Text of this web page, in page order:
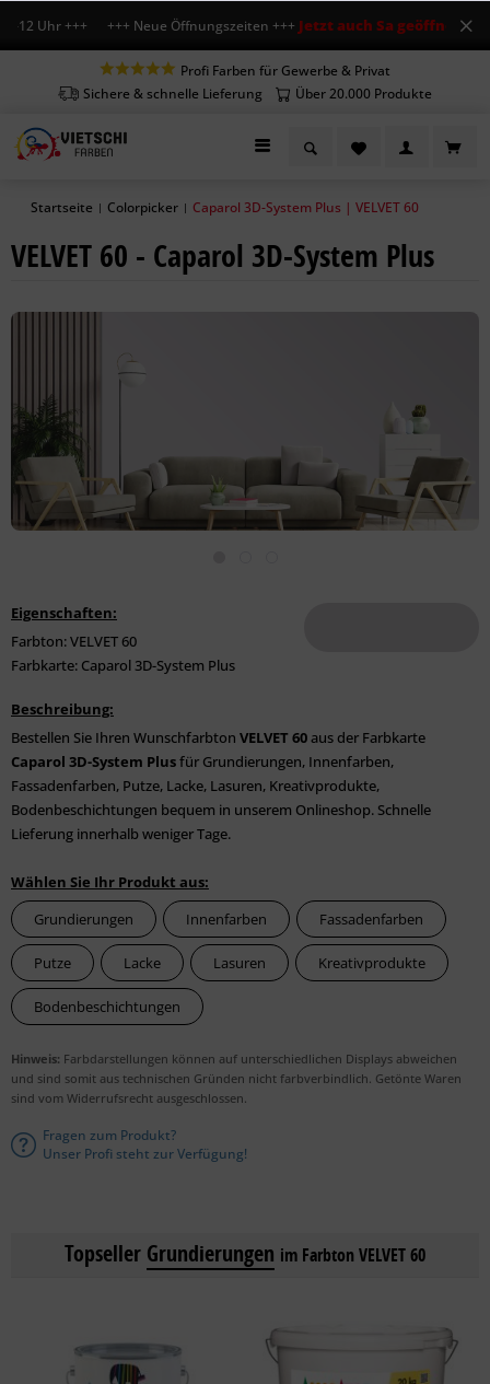
12 Uhr +++ +++ Neue Öffnungszeiten +++Jetzt auch Sa geöffnet+++
Profi Farben für Gewerbe & Privat
Sichere & schnelle Lieferung
Über 20.000 Produkte
Startseite | Colorpicker | Caparol 3D-System Plus | VELVET 60
VELVET 60 - Caparol 3D-System Plus
Eigenschaften:
Farbton: VELVET 60
Farbkarte: Caparol 3D-System Plus
Beschreibung:
Bestellen Sie Ihren Wunschfarbton VELVET 60aus der Farbkarte
Caparol 3D-System Plusfür Grundierungen, Innenfarben,
Fassadenfarben, Putze, Lacke, Lasuren, Kreativprodukte,
Bodenbeschichtungen bequem in unserem Onlineshop. Schnelle
Lieferung innerhalb weniger Tage.
Wählen Sie Ihr Produkt aus:
Grundierungen
Innenfarben Fassadenfarben
Putze Lacke Lasuren Kreativprodukte
Bodenbeschichtungen
Hinweis: Farbdarstellungen können auf unterschiedlichen Displays abweichen
und sind somit aus technischen Gründen nicht farbverbindlich. Getönte Waren
sind vom Widerrufsrecht ausgeschlossen.
Fragen zum Produkt?
Unser Profi steht zur Verfügung!
Topseller Grundierungen im Farbton VELVET 60